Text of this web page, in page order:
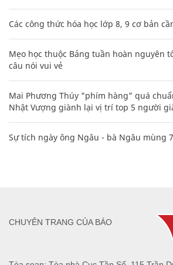
Các công thức hóa học lớp 8, 9 cơ bản
Mẹo học thuộc Bảng tuần hoàn nguyên
câu nói vui vẻ
Mai Phương Thúy "phím hàng" quá
Nhật Vượng giành lại vị trí top 5 người
Sự tích ngày ông Ngâu - bà Ngâu mùng
CHUYÊN TRANG CỦA BÁO